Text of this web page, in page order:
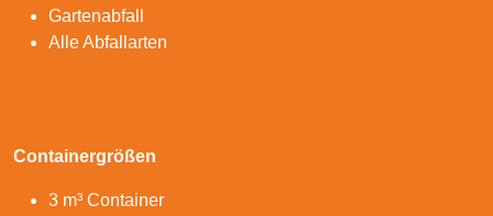
Gartenabfall
Alle Abfallarten
Containergrößen
3 m³ Container